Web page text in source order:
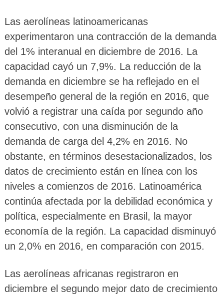
Las aerolíneas latinoamericanas
experimentaron una contracción de la demanda
del 1% interanual en diciembre de 2016. La
capacidad cayó un 7,9%. La reducción de la
demanda en diciembre se ha reflejado en el
desempeño general de la región en 2016, que
volvió a registrar una caída por segundo año
consecutivo, con una disminución de la
demanda de carga del 4,2% en 2016. No
obstante, en términos desestacionalizados, los
datos de crecimiento están en línea con los
niveles a comienzos de 2016. Latinoamérica
continúa afectada por la debilidad económica y
política, especialmente en Brasil, la mayor
economía de la región. La capacidad disminuyó
un 2,0% en 2016, en comparación con 2015.
Las aerolíneas africanas registraron en
diciembre el segundo mejor dato de crecimiento